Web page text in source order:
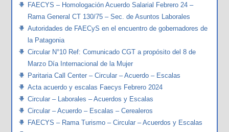
FAECYS – Homologación Acuerdo Salarial Febrero 24 –
Rama General CT 130/75 – Sec. de Asuntos Laborales
Autoridades de FAECyS en el encuentro de gobernadores de
la Patagonia
Circular N°10 Ref: Comunicado CGT a propósito del 8 de
Marzo Día Internacional de la Mujer
Paritaria Call Center – Circular – Acuerdo – Escalas
Acta acuerdo y escalas Faecys Febrero 2024
Circular – Laborales – Acuerdos y Escalas
Circular – Acuerdo – Escalas – Cerealeros
FAECYS – Rama Turismo – Circular – Acuerdos y Escalas